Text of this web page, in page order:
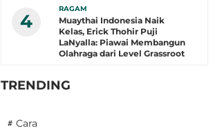
4
RAGAM
Muaythai Indonesia Naik
Kelas, Erick Thohir Puji
LaNyalla: Piawai Membangun
Olahraga dari Level Grassroot
TRENDING
# Cara